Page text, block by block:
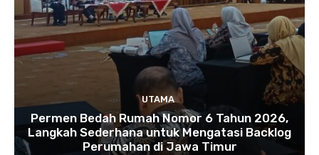
UTAMA
Permen Bedah Rumah Nomor 6 Tahun 2026,
Langkah Sederhana untuk Mengatasi Backlog
Perumahan di Jawa Timur